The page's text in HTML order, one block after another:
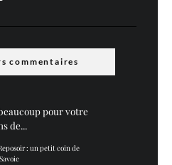
commentaires
pour votre
de...
: un petit coin de